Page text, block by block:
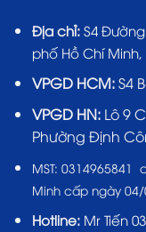
Địa chỉ: S4
phố Hồ Chí
VPGD HCM:S4
VPGD HN:Lô 9
Phường Định
MST: 0314965841
Minh cấp ngày
Hotline: Mr Tiến